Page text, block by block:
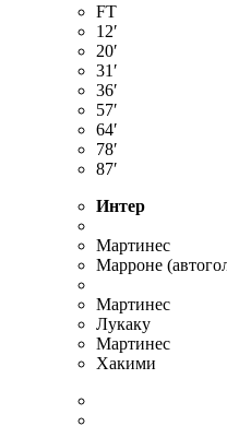
FT
12′
20′
31′
36′
57′
64′
78′
87′
Интер
Мартинес
Марроне
Мартинес
Лукаку
Мартинес
Хакими